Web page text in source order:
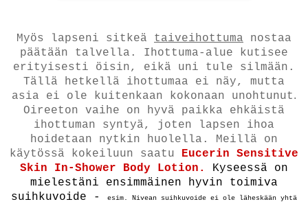
Myös lapseni sitkeä taiveihottuma nostaa
päätään talvella. Ihottuma-alue kutisee
erityisesti öisin, eikä uni tule silmään.
Tällä hetkellä ihottumaa ei näy, mutta
asia ei ole kuitenkaan kokonaan unohtunut.
Oireeton vaihe on hyvä paikka ehkäistä
ihottuman syntyä, joten lapsen ihoa
hoidetaan nytkin huolella. Meillä on
käytössä kokeiluun saatu Eucerin Sensitive
Skin In-Shower Body Lotion. Kyseessä on
mielestäni ensimmäinen hyvin toimiva
suihkuvoide -
esim. Nivean suihkuvoide ei ole läheskään yhtä